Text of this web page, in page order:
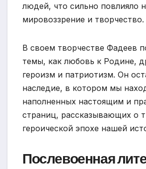
людей, что сильно повлияло
мировоззрение и творчество.
В своем творчестве Фадеев
темы, как любовь к Родине,
героизм и патриотизм. Он
наследие, в котором мы
наполненных настоящим и
страниц, рассказывающих о
героической эпохе нашей
Послевоенная